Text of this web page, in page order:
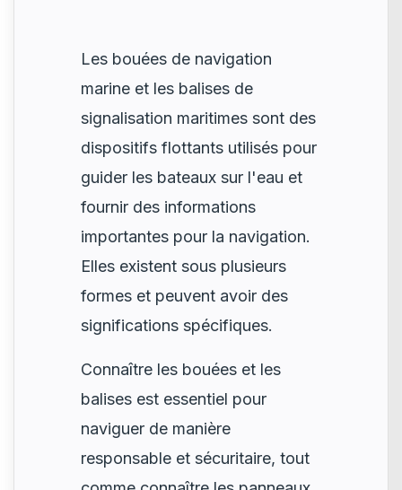
Les bouées de navigation
marine et les balises de
signalisation maritimes sont des
dispositifs flottants utilisés pour
guider les bateaux sur l'eau et
fournir des informations
importantes pour la navigation.
Elles existent sous plusieurs
formes et peuvent avoir des
significations spécifiques.
Connaître les bouées et les
balises est essentiel pour
naviguer de manière
responsable et sécuritaire, tout